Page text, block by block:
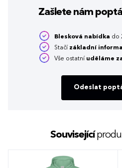
Zašlete nám
Blesková nabídka do
Stačí základní
Vše ostatní uděláme
Odeslat
Související